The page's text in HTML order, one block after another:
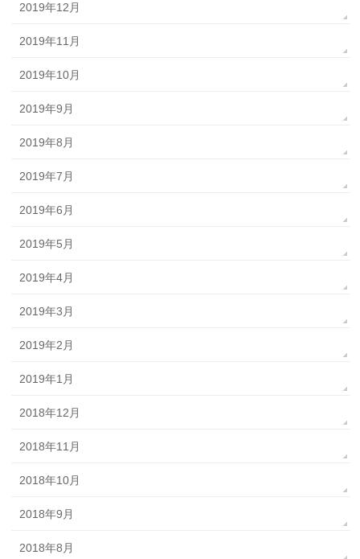
2019年12月
2019年11月
2019年10月
2019年9月
2019年8月
2019年7月
2019年6月
2019年5月
2019年4月
2019年3月
2019年2月
2019年1月
2018年12月
2018年11月
2018年10月
2018年9月
2018年8月